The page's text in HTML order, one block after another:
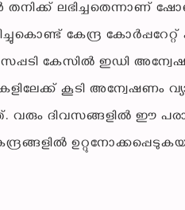
തനിക്ക് ലഭിച്ചതെന്നാണ്
കേന്ദ്ര
കേസിൽ ഇഡി
കൂടി അന്വേഷണം
വരും ദിവസങ്ങളിൽ ഈ